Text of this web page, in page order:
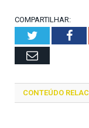
COMPARTILHAR:
Twitter
Email
CONTEÚDO